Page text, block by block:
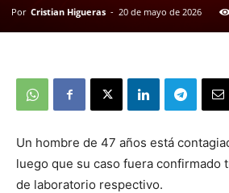
Por Cristian Higueras - 20 de mayo de 2026
Un hombre de 47 años está
luego que su caso fuera confirmado
de laboratorio respectivo.